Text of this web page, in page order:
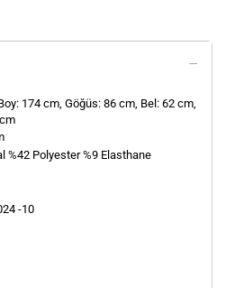
174 cm, Göğüs: 86 cm, Bel: 62 cm,
%42 Polyester %9 Elasthane
-10